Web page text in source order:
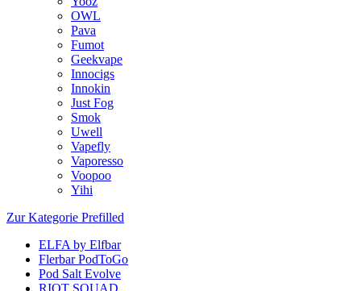
OWL
Pava
Fumot
Geekvape
Innocigs
Innokin
Just Fog
Smok
Uwell
Vapefly
Vaporesso
Voopoo
Yihi
Zur Kategorie Prefilled
ELFA by Elfbar
Flerbar PodToGo
Pod Salt Evolve
RIOT SQUAD